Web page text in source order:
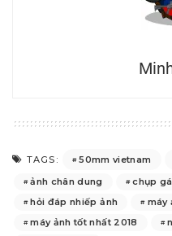
TAGS: 50mm vietnam
ảnh chân dung
chụp
hỏi đáp nhiếp ảnh
máy
máy ảnh tốt nhất 2018